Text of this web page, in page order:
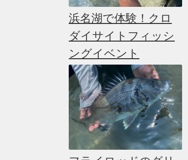
浜名湖で体験！クロ
ダイサイトフィッシ
ングイベント